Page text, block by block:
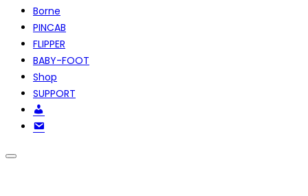
Borne
PINCAB
FLIPPER
BABY-FOOT
Shop
SUPPORT